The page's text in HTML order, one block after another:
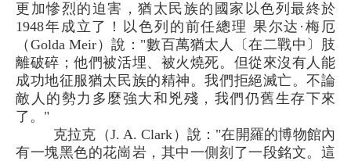
更加慘烈的迫害，猶太民族的國家以色列最終於
1948年成立了！以色列的前任總理 果尔达·梅厄
（Golda Meir）說："數百萬猶太人〔在二戰中〕肢
離破碎；他們被活埋、被火燒死。但從來沒有人能
成功地征服猶太民族的精神。我們拒絕滅亡。不論
敵人的勢力多麼強大和兇殘，我們仍舊生存下來
了。"
克拉克（J. A. Clark）說："在開羅的博物館內
有一塊黑色的花崗岩，其中一側刻了一段銘文。這